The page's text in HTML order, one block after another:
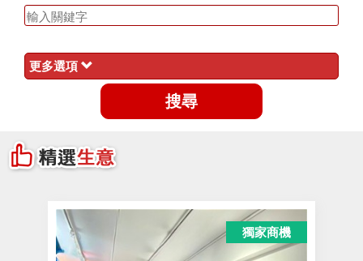
更多選項
獨家商機